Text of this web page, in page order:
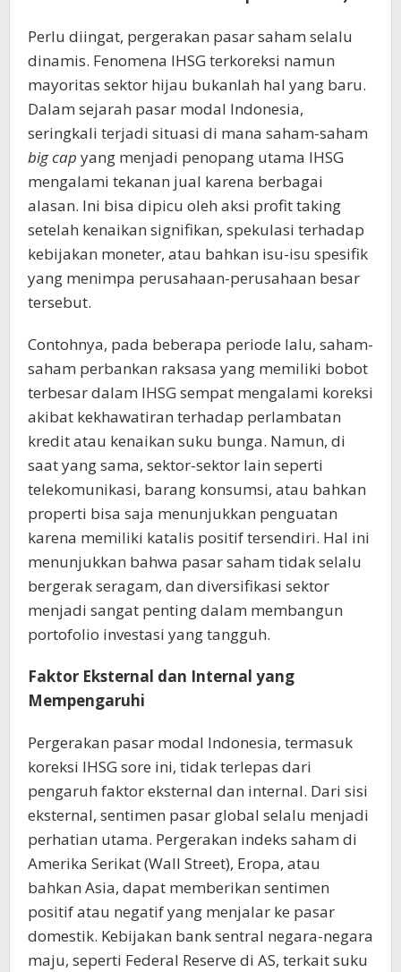
Perlu diingat, pergerakan pasar saham selalu
dinamis. Fenomena IHSG terkoreksi namun
mayoritas sektor hijau bukanlah hal yang baru.
Dalam sejarah pasar modal Indonesia,
seringkali terjadi situasi di mana saham-saham
big cap yang menjadi penopang utama IHSG
mengalami tekanan jual karena berbagai
alasan. Ini bisa dipicu oleh aksi profit taking
setelah kenaikan signifikan, spekulasi terhadap
kebijakan moneter, atau bahkan isu-isu spesifik
yang menimpa perusahaan-perusahaan besar
tersebut.
Contohnya, pada beberapa periode lalu, saham-
saham perbankan raksasa yang memiliki bobot
terbesar dalam IHSG sempat mengalami koreksi
akibat kekhawatiran terhadap perlambatan
kredit atau kenaikan suku bunga. Namun, di
saat yang sama, sektor-sektor lain seperti
telekomunikasi, barang konsumsi, atau bahkan
properti bisa saja menunjukkan penguatan
karena memiliki katalis positif tersendiri. Hal ini
menunjukkan bahwa pasar saham tidak selalu
bergerak seragam, dan diversifikasi sektor
menjadi sangat penting dalam membangun
portofolio investasi yang tangguh.
Faktor Eksternal dan Internal yang
Mempengaruhi
Pergerakan pasar modal Indonesia, termasuk
koreksi IHSG sore ini, tidak terlepas dari
pengaruh faktor eksternal dan internal. Dari sisi
eksternal, sentimen pasar global selalu menjadi
perhatian utama. Pergerakan indeks saham di
Amerika Serikat (Wall Street), Eropa, atau
bahkan Asia, dapat memberikan sentimen
positif atau negatif yang menjalar ke pasar
domestik. Kebijakan bank sentral negara-negara
maju, seperti Federal Reserve di AS, terkait suku